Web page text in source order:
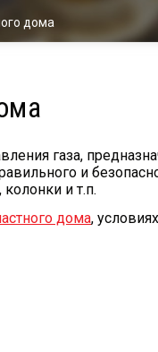
дома
газа,
и
и т.п.
дома,